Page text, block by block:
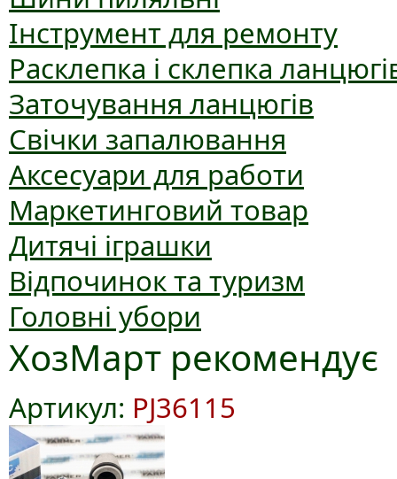
Інструмент для ремонту
Расклепка і склепка
Заточування ланцюгів
Свічки запалювання
Аксесуари для работи
Маркетинговий товар
Дитячі іграшки
Відпочинок та туризм
Головні убори
ХозМарт рекомендує
Артикул: PJ36115